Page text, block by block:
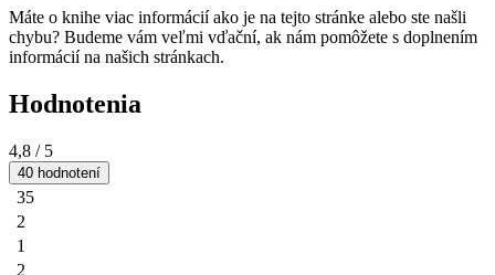
Máte o knihe viac informácií ako je na tejto stránke alebo ste našli
chybu? Budeme vám veľmi vďační, ak nám pomôžete s doplnením
informácií na našich stránkach.
Hodnotenia
4,8 / 5
40 hodnotení
35
2
1
2